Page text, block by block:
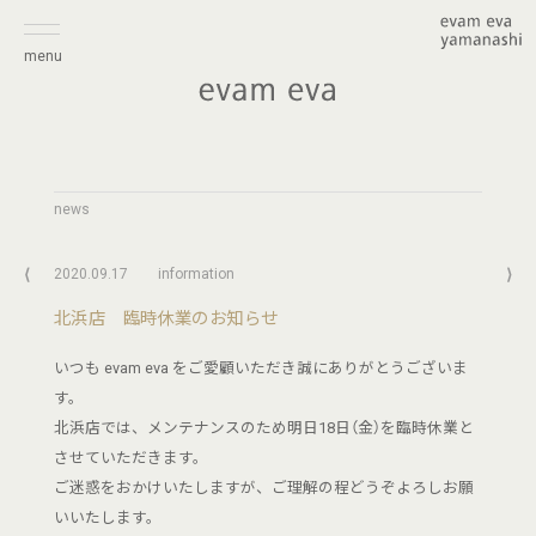
menu
news
⟨ 2020.09.17 information
北浜店 臨時休業のお知らせ
いつも evam eva をご愛顧いただき誠にありがとうございま
す。
北浜店では、メンテナンスのため明日18日（金）を臨時休業と
させていただきます。
ご迷惑をおかけいたしますが、ご理解の程どうぞよろしお願
いいたします。
⟩